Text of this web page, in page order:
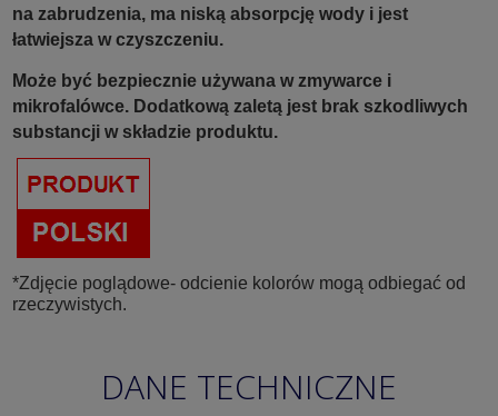
na zabrudzenia, ma niską absorpcję wody i jest
łatwiejsza w czyszczeniu.
Może być bezpiecznie używana w zmywarce i
mikrofalówce. Dodatkową zaletą jest brak szkodliwych
substancji w składzie produktu.
*Zdjęcie poglądowe- odcienie kolorów mogą odbiegać od
rzeczywistych.
DANE TECHNICZNE